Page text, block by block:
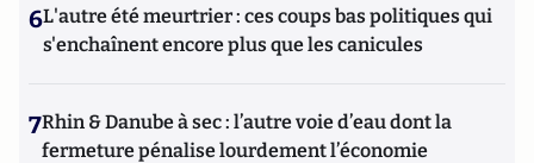
6L'autre été meurtrier : ces coups bas politiques qui
s'enchaînent encore plus que les canicules
7Rhin & Danube à sec : l’autre voie d’eau dont la
fermeture pénalise lourdement l’économie